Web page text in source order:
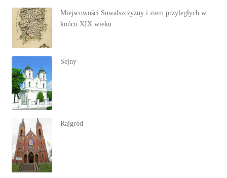
Miejscowości Suwalszczyzny i ziem przyległych w
końcu XIX wieku
Sejny
Rajgród